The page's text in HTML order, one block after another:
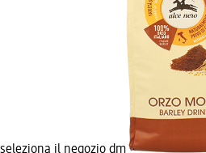
seleziona il negozio dm